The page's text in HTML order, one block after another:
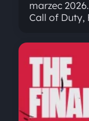
marzec
Call of Duty,